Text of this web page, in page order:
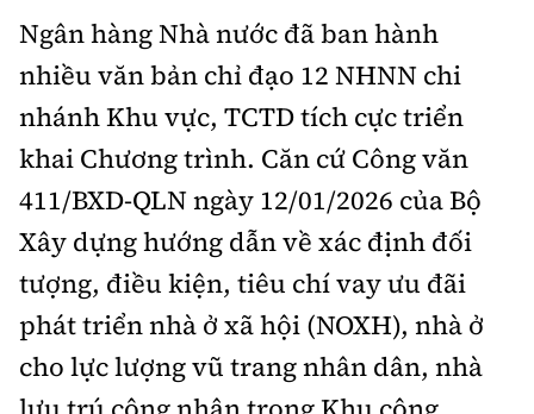
Giám định chất lượng
Quản lý đô thị
Hàng không
Đường sắt
Đăng kiểm
Đường sắt tốc độ cao
Đường thủy
Hàng hải
Đường sắt đô thị
Tài chính
Chứng khoán
Bảo hiểm
Doanh nghiệp
Thanh tra
An ninh hình sự
Pháp đình
Hỏi - Đáp
An toàn giao thông
Giao thông 24h
ATGT địa phương
Văn hóa giao thông
Lái xe an toàn
Chung tay vì ATGT
Chất lượng sống
Giáo dục
Y tế
Đời sống
Lao động - Công đoàn
Văn hóa - Giải Trí
Văn hóa
Showbiz
Điện ảnh
Thể thao
Bóng đá
Bình luận
Công nghệ
Ngân hàng Nhà nước đã ban hành
nhiều văn bản chỉ đạo 12 NHNN chi
nhánh Khu vực, TCTD tích cực triển
khai Chương trình. Căn cứ Công văn
411/BXD-QLN ngày 12/01/2026 của Bộ
Xây dựng hướng dẫn về xác định đối
tượng, điều kiện, tiêu chí vay ưu đãi
phát triển nhà ở xã hội (NOXH), nhà ở
cho lực lượng vũ trang nhân dân, nhà